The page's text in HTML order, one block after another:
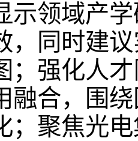
示领域产
，同时建
；强化人
融合，围
；聚焦光